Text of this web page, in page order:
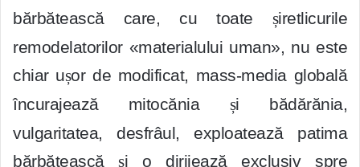
bărbătească care, cu toate șiretlicurile
remodelatorilor «materialului uman», nu este
chiar ușor de modificat, mass-media globală
încurajează mitocănia și bădărănia,
vulgaritatea, desfrâul, exploatează patima
bărbătească și o dirijează exclusiv spre